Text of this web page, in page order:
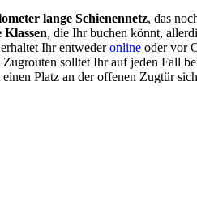
lange Schienennetz, das
, die Ihr buchen könnt,
Ihr entwederonline oder vor
solltet Ihr auf jeden Fall
Platz an der offenen Zugtür